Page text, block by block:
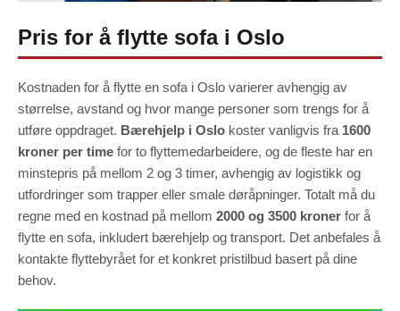
Pris for å flytte sofa i Oslo
Kostnaden for å flytte en sofa i Oslo varierer avhengig av
størrelse, avstand og hvor mange personer som trengs for å
utføre oppdraget. Bærehjelp i Oslo koster vanligvis fra 1600
kroner per time for to flyttemedarbeidere, og de fleste har en
minstepris på mellom 2 og 3 timer, avhengig av logistikk og
utfordringer som trapper eller smale døråpninger. Totalt må du
regne med en kostnad på mellom 2000 og 3500 kroner for å
flytte en sofa, inkludert bærehjelp og transport. Det anbefales å
kontakte flyttebyrået for et konkret pristilbud basert på dine
behov.